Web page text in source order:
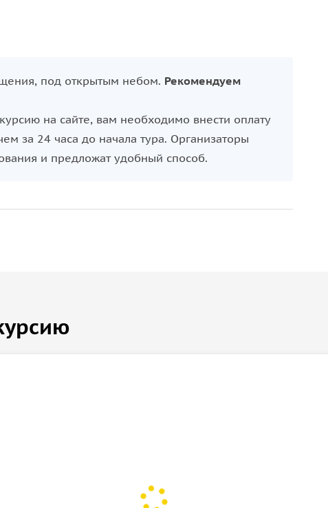
под открытым небом. Рекомендуем
на сайте, вам необходимо внести оплату
за 24 часа до начала тура. Организаторы
и предложат удобный способ.